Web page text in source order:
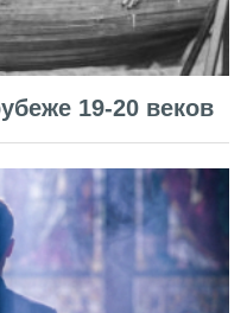
19-20 веков